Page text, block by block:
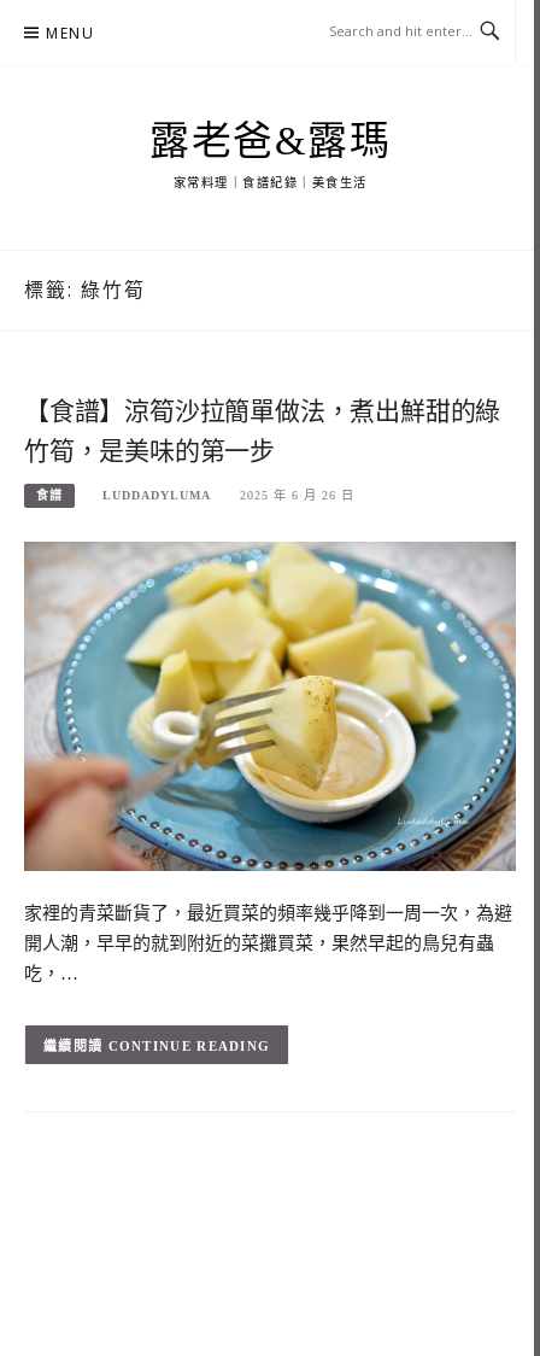
MENU
露老爸&露瑪
家常料理｜食譜紀錄｜美食生活
標籤: 綠竹筍
【食譜】涼筍沙拉簡單做法，煮出鮮甜的綠
竹筍，是美味的第一步
食譜 LUDDADYLUMA 2025 年 6 月 26 日
家裡的青菜斷貨了，最近買菜的頻率幾乎降到一周一次，為避
開人潮，早早的就到附近的菜攤買菜，果然早起的鳥兒有蟲
吃，…
CONTINUE READING